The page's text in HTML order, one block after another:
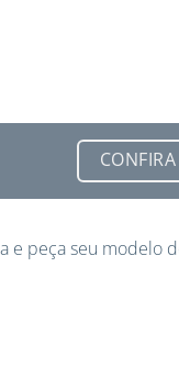
CONFIRA
e peça seu modelo